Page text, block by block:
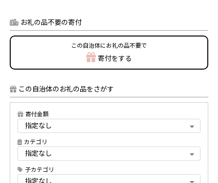
お礼の品不要の寄付
この自治体にお礼の品不要で
寄付をする
この自治体のお礼の品をさがす
寄付金額
カテゴリ
子カテゴリ